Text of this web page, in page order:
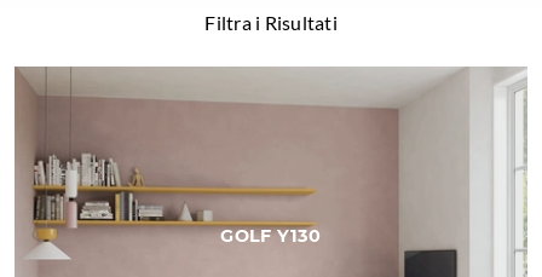
Filtra i Risultati
GOLF Y130